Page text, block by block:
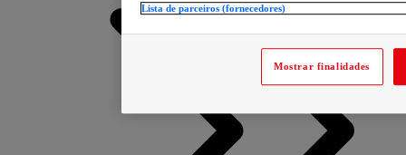
Lista de parceiros (fornecedores)
Mostrar finalidades